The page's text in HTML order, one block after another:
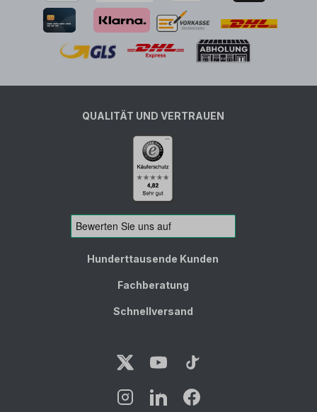
QUALITÄT UND VERTRAUEN
Hunderttausende Kunden
Fachberatung
Schnellversand